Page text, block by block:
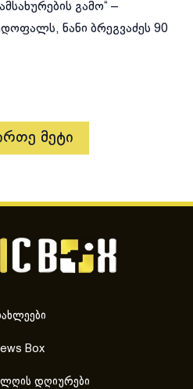
გამო“ –
ნანი ბრეგვაძეს 90
მეტი
Box
დღიურები